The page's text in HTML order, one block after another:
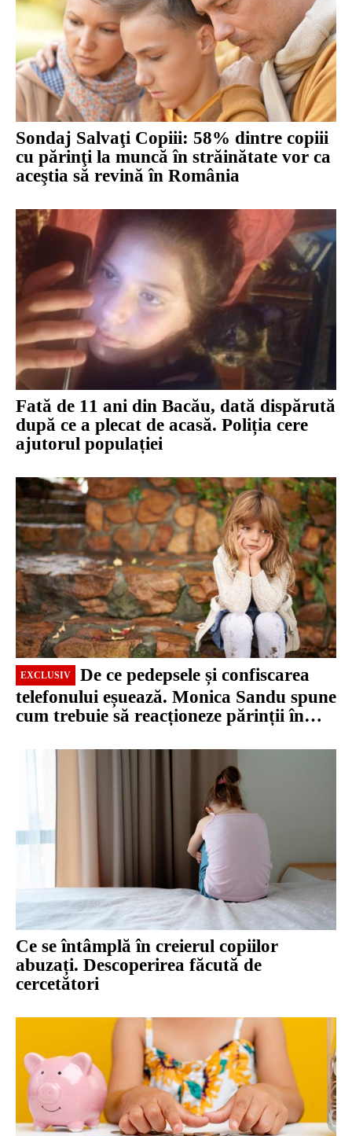
Sondaj Salvaţi Copiii: 58% dintre copiii
cu părinţi la muncă în străinătate vor ca
aceştia să revină în România
Fată de 11 ani din Bacău, dată dispărută
după ce a plecat de acasă. Poliția cere
ajutorul populației
EXCLUSIV
telefonului eșuează. Monica Sandu spune
cum trebuie să reacționeze părinții în
Ce se întâmplă în creierul copiilor
abuzați. Descoperirea făcută de
cercetători